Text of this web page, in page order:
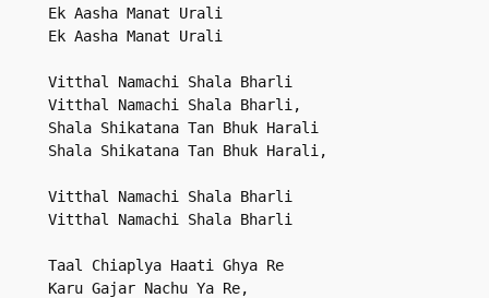
Ek Aasha Manat Urali
Ek Aasha Manat Urali
Vitthal Namachi Shala Bharli
Vitthal Namachi Shala Bharli,
Shala Shikatana Tan Bhuk Harali
Shala Shikatana Tan Bhuk Harali,
Vitthal Namachi Shala Bharli
Vitthal Namachi Shala Bharli
Taal Chiaplya Haati Ghya Re
Karu Gajar Nachu Ya Re,